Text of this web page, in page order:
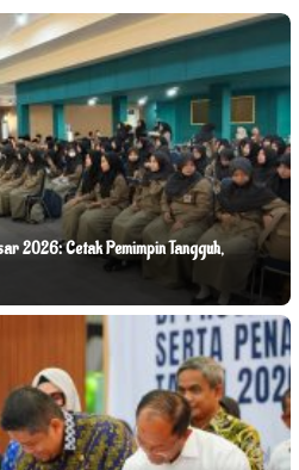
2026: Cetak Pemimpin Tangguh,